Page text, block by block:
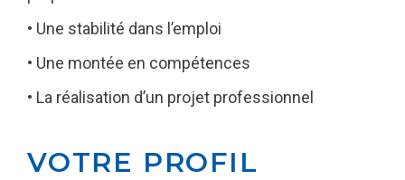
• Une stabilité dans l’emploi
• Une montée en compétences
• La réalisation d’un projet professionnel
VOTRE PROFIL